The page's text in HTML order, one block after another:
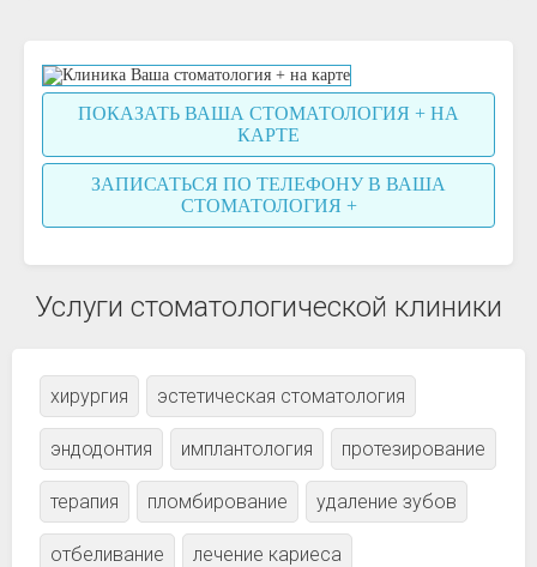
ПОКАЗАТЬ ВАША СТОМАТОЛОГИЯ + НА
КАРТЕ
ЗАПИСАТЬСЯ ПО ТЕЛЕФОНУ В ВАША
СТОМАТОЛОГИЯ +
Услуги стоматологической клиники
хирургия эстетическая стоматология
эндодонтия имплантология протезирование
терапия пломбирование удаление зубов
отбеливание лечение кариеса